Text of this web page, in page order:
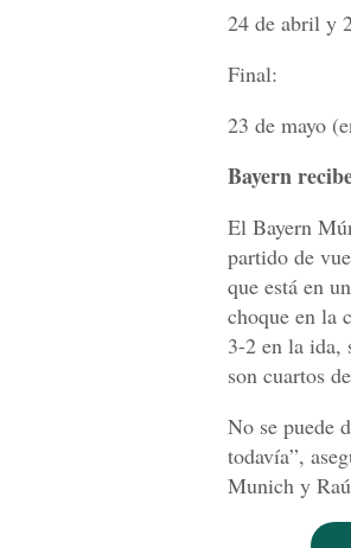
24 de abril y
Final:
23 de mayo
Bayern
El Bayern
partido de
que está en
choque en la
3-2 en la ida,
son cuartos
No se puede
todavía”,
Munich y